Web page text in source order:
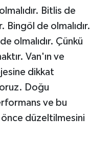
Bitlis de
Bingöl de olmalıdır.
olmalıdır. Çünkü
Van'ın ve
dikkat
Doğu
ve bu
düzeltilmesini